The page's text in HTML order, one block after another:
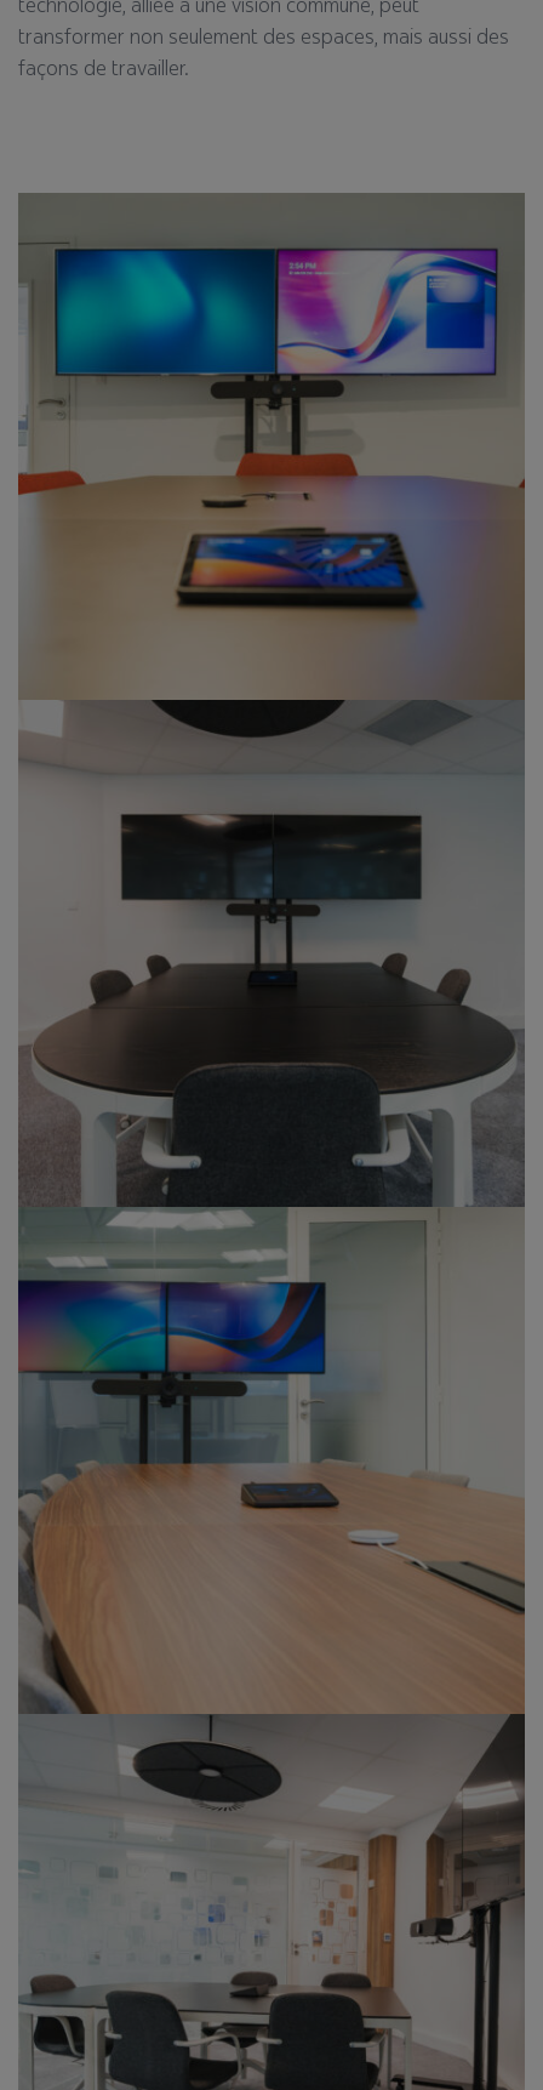
transformer non seulement des espaces, mais aussi des
façons de travailler.